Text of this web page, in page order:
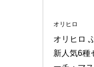
オリヒロ
オリヒロ
新人気6種